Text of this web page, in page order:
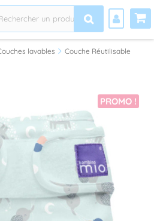
lavables
Couche Réutilisable
PROMO !